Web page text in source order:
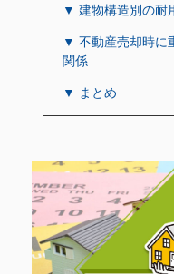
▼ 建物構造別の耐
▼ 不動産売却時に
関係
▼ まとめ